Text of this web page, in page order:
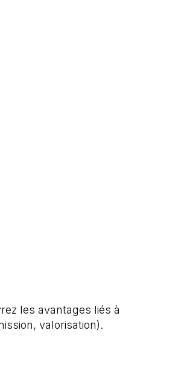
les avantages liés à
valorisation).